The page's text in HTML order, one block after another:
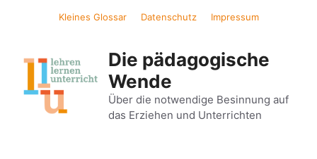
Kleines Glossar Datenschutz Impressum
Die pädagogische
Wende
Über die notwendige Besinnung auf
das Erziehen und Unterrichten